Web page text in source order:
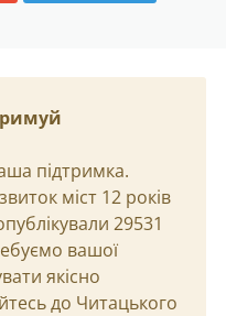
підтримка.
міст 12 років
29531
вашої
якісно
до Читацького